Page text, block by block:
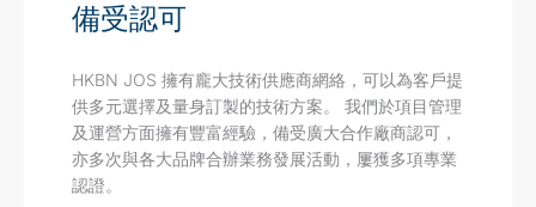
備受認可
HKBN JOS 擁有龐大技術供應商網絡，可以為客戶提
供多元選擇及量身訂製的技術方案。 我們於項目管理
及運營方面擁有豐富經驗，備受廣大合作廠商認可，
亦多次與各大品牌合辦業務發展活動，屢獲多項專業
認證。